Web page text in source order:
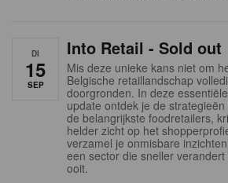
DI
15
SEP
Into Retail - Sold out
Mis deze unieke kans niet om
Belgische retaillandschap
doorgronden. In deze essentiële
update ontdek je de strategieën
de belangrijkste foodretailers,
helder zicht op het
verzamel je onmisbare
een sector die sneller verandert
ooit.